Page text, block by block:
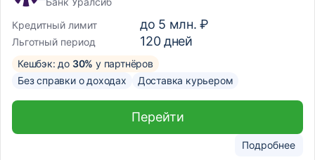
Кредитный лимит
до 5 млн. ₽
Льготный период 120дней
Кешбэк: до 30% у партнёров
Без справки о доходах
Доставка курьером
Подробнее
Перейти